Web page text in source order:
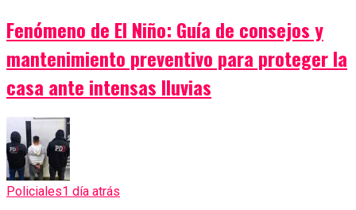
Fenómeno de El Niño: Guía de consejos y
mantenimiento preventivo para proteger la
casa ante intensas lluvias
Policiales1 día atrás